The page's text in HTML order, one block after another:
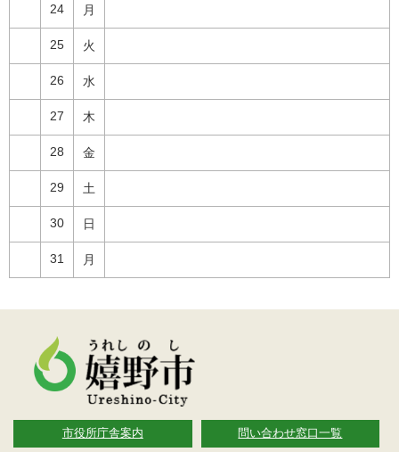
24 月
25 火
26 水
27 木
28 金
29 土
30 日
31 月
市役所庁舎案内 問い合わせ窓口一覧